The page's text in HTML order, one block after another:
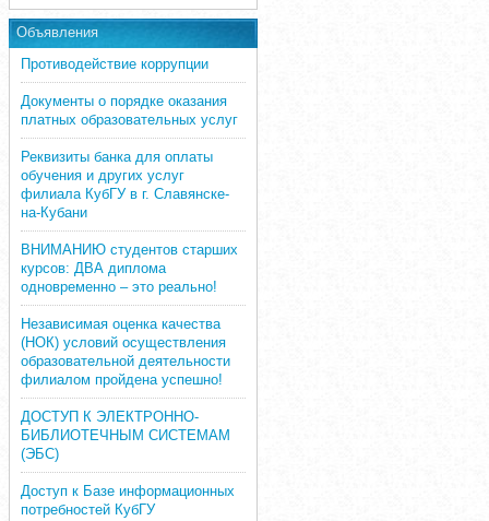
Объявления
Противодействие коррупции
Документы о порядке оказания
платных образовательных услуг
Реквизиты банка для оплаты
обучения и других услуг
филиала КубГУ в г. Славянске-
на-Кубани
ВНИМАНИЮ студентов старших
курсов: ДВА диплома
одновременно – это реально!
Независимая оценка качества
(НОК) условий осуществления
образовательной деятельности
филиалом пройдена успешно!
ДОСТУП К ЭЛЕКТРОННО-
БИБЛИОТЕЧНЫМ СИСТЕМАМ
(ЭБС)
Доступ к Базе информационных
потребностей КубГУ